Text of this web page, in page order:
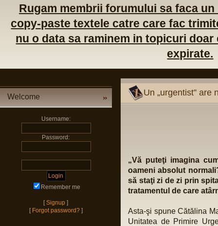
Rugam membrii forumului sa faca
copy-paste textele catre care fac
nu o data sa raminem in topicuri
expirate.
Welcome
Username:
Password:
Remember me
[Signup ]
[ Forgot password? ]
Un „urgentist” are
„Vă puteţi imagina
oameni absolut
să staţi zi de zi prin
tratamentul de care
Asta-şi spune Cătălina
Unitatea de Primire